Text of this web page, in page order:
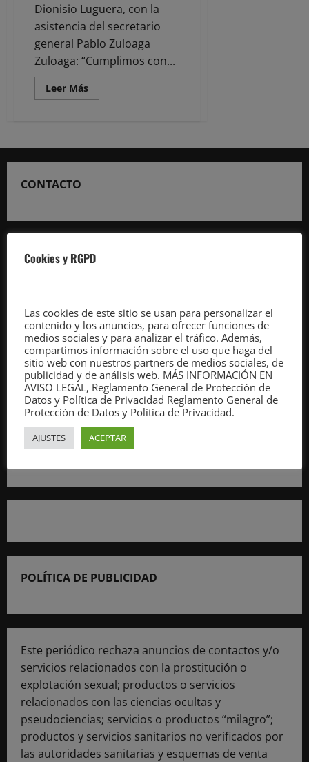
Dionisio Luguera, con la
asistencia del secretario
general Pablo Zuloaga
Zuloaga: “Cumplimos con...
Leer MásLeer
más
dejo
socialista»
CONTACTO
Información General:
noticias@cantabriadiario.com
Publicidad:
publicidad@estorrelavega.com
Lunes a viernes (de 9.00 a 14.00 y de 16.00 a 19.00
horas)
Teléfono: 686447266
POLÍTICA DE PUBLICIDAD
Este periódico rechaza anuncios de contactos y/o
servicios relacionados con la prostitución o
explotación sexual; productos o servicios
relacionados con las ciencias ocultas y
pseudociencias; servicios o productos “milagro”;
productos y servicios sanitarios no verificados por
las autoridades sanitarias y esquemas de venta
Cookies y RGPD
Las cookies de este sitio se usan para personalizar el
contenido y los anuncios, para ofrecer funciones de
medios sociales y para analizar el tráfico. Además,
compartimos información sobre el uso que haga del
sitio web con nuestros partners de medios sociales, de
publicidad y de análisis web. MÁS INFORMACIÓN EN
AVISO LEGAL, Reglamento General de Protección de
Datos y Política de Privacidad Reglamento General de
Protección de Datos y Política de Privacidad.
AJUSTES ACEPTAR